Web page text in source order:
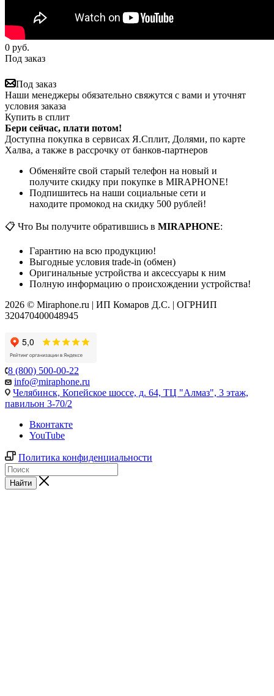
0 руб.
Под заказ
Под заказ
Наши менеджеры обязательно свяжутся с вами и уточнят
условия заказа
Купить в сплит
Бери сейчас, плати потом!
Доступна покупка в сервисах Я.Сплит, Долями, по карте
Халва, а также в рассрочку от банков-партнеров
Обменяйте свой старый телефон на новый и
получите скидку при покупке в MIRAPHONE!
Подпишитесь на наши социальные сети и
находите промокод на скидку 500 рублей!
📋 Что Вы получите обратившись в MIRAPHONE:
Гарантию на всю продукцию!
Выгодные условия trade-in (обмен)
Оригинальные устройства и аксессуары к ним
Полную информацию о происхождении устройства!
2026 © Miraphone.ru | ИП Комаров Д.С. | ОГРНИП
320470400048945
8 (800) 500-00-22
info@miraphone.ru
Челябинск, Копейское шоссе, д. 64, ТЦ "Алмаз", 3 этаж,
павильон 3-70/2
Вконтакте
YouTube
Политика конфиденциальности
Найти